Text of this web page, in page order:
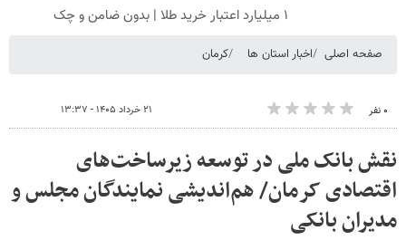
۱ میلیارد اعتبار خرید طلا | بدون ضامن و چک
صفحه اصلی اخبار استان ها کرمان
۰ نفر ۲۱ خرداد ۱۴۰۵ - ۱۳:۳۷
نقش بانک ملی در توسعه زیرساخت‌های
اقتصادی کرمان/ هم‌اندیشی نمایندگان مجلس و
مدیران بانکی